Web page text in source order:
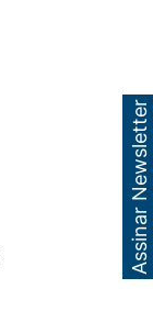
Assinar Newsletter